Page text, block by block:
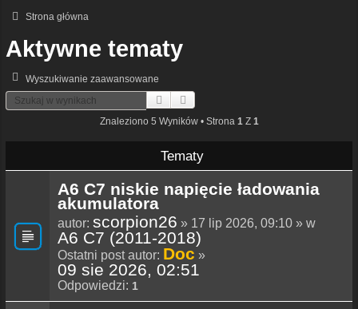
Strona główna
Aktywne tematy
Wyszukiwanie zaawansowane
Szukaj
Znaleziono 5 Wyników • Strona 1 Z 1
Tematy
A6 C7 niskie napięcie ładowania
akumulatora
autor: scorpion26 » 17 lip 2026, 09:10 » w
A6 C7 (2011-2018)
Ostatni post autor: Doc »
09 sie 2026, 02:51
Odpowiedzi: 1